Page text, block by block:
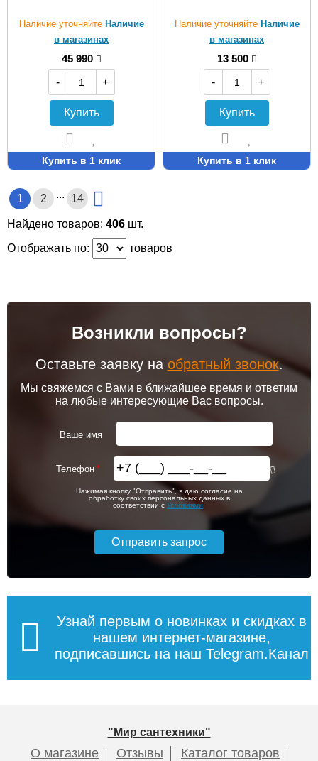
Наличие уточняйте Наличие
в магазинах
45 990
-
+
Купить
Купить в 1 клик
Наличие уточняйте Наличие
в магазинах
13 500
-
+
Купить
Купить в 1 клик
1 2 ... 14
Найдено товаров: 406 шт.
Отображать по:
товаров
Возникли вопросы?
Оставьте заявку на обратный звонок.
Мы свяжемся с Вами в ближайшее время и ответим
на любые интересующие Вас вопросы.
Ваше имя
Телефон
Нажимая кнопку "Отправить", я даю согласие на
обработку своих персональных данных в
соответствии с Условиями
Узнай первым о новинках и скидках в
нашем интернет-магазине,
подписавшись на наш Telegram.Канал
"Мир сантехники"
О магазине Отзывы
Каталог товаров